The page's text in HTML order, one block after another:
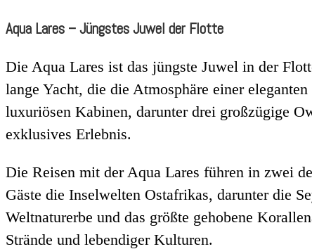
Aqua Lares – Jüngstes Juwel der Flotte
Die Aqua Lares ist das jüngste Juwel in der
lange Yacht, die die Atmosphäre einer
luxuriösen Kabinen, darunter drei großzügige
exklusives Erlebnis.
Die Reisen mit der Aqua Lares führen in zwei
Gäste die Inselwelten Ostafrikas, darunter die
Weltnaturerbe und das größte gehobene
Strände und lebendiger Kulturen.